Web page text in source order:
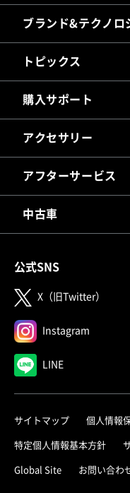
ブランド&テクノロ
トピックス
購入サポート
アクセサリー
アフターサービス
中古車
公式SNS
X（旧Twitter）
Instagram
LINE
サイトマップ 個人情報
特定個人情報基本方針
Global Site お問い合わ